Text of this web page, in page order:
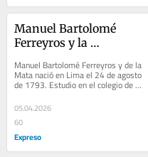
Manuel Bartolomé
Ferreyros y la
Manuel Bartolomé Ferreyros y de la
Mata nació en Lima el 24 de agosto
de 1793. Estudio en el colegio de
San Ildefonso de los padres
agustinos. Muy...
05.04.2026
60
Expreso